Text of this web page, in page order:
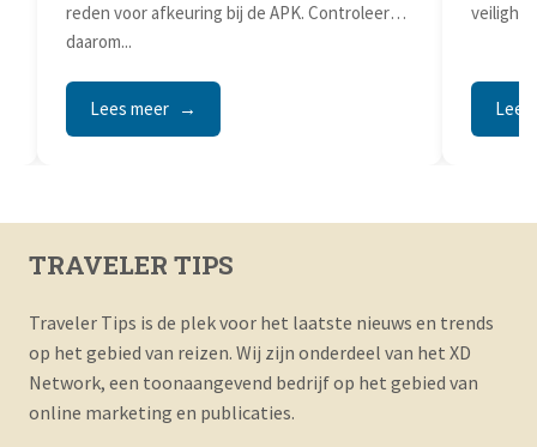
reden voor afkeuring bij de APK. Controleer
daarom...
Lees meer Lees
TRAVELER TIPS
Traveler Tips is de plek voor het laatste nieuws en trends
op het gebied van reizen. Wij zijn onderdeel van het XD
Network, een toonaangevend bedrijf op het gebied van
online marketing en publicaties.